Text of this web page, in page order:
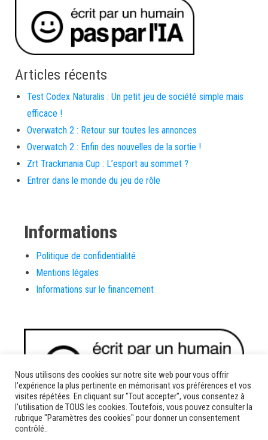
Articles récents
Test Codex Naturalis : Un petit jeu de société simple mais
efficace !
Overwatch 2 : Retour sur toutes les annonces
Overwatch 2 : Enfin des nouvelles de la sortie !
Zrt Trackmania Cup : L’esport au sommet ?
Entrer dans le monde du jeu de rôle
Informations
Politique de confidentialité
Mentions légales
Informations sur le financement
Nous utilisons des cookies sur notre site web pour vous offrir
l'expérience la plus pertinente en mémorisant vos préférences et vos
visites répétées. En cliquant sur "Tout accepter", vous consentez à
l'utilisation de TOUS les cookies. Toutefois, vous pouvez consulter la
rubrique "Paramètres des cookies" pour donner un consentement
contrôlé..